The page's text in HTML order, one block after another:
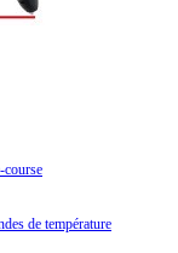
de température